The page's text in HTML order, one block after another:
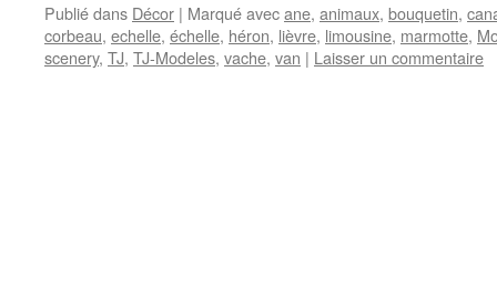
Publié dans Décor | Marqué avecane, animaux, bouquetin,
corbeau, echelle, échelle, héron, lièvre, limousine, marmotte,
scenery, TJ, TJ-Modeles, vache, van | Laisser un commentaire